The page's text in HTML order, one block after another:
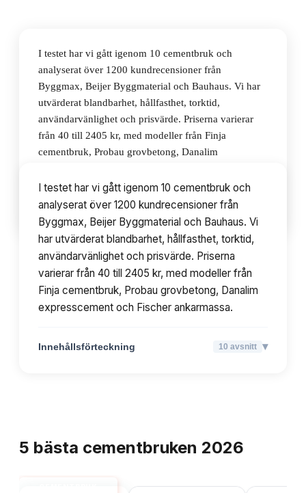
I testet har vi gått igenom 10 cementbruk och
analyserat över 1200 kundrecensioner från
Byggmax, Beijer Byggmaterial och Bauhaus. Vi har
utvärderat blandbarhet, hållfasthet, torktid,
användarvänlighet och prisvärde. Priserna varierar
från 40 till 2405 kr, med modeller från Finja
cementbruk, Probau grovbetong, Danalim
Innehållsförteckning 10avsnitt
I testet har vi gått igenom 10 cementbruk och
analyserat över 1200 kundrecensioner från
Byggmax, Beijer Byggmaterial och Bauhaus. Vi
har utvärderat blandbarhet, hållfasthet, torktid,
användarvänlighet och prisvärde. Priserna
varierar från 40 till 2405 kr, med modeller från
Finja cementbruk, Probau grovbetong, Danalim
expresscement och Fischer ankarmassa.
Innehållsförteckning 10 avsnitt ▾
5 bästa cementbruken 2026